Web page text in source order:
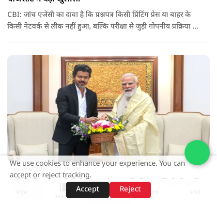
CBI: जांच एजेंसी का दावा है कि प्रश्नपत्र किसी प्रिंटिंग प्रेस या बाहर के
किसी नेटवर्क से लीक नहीं हुआ, बल्कि परीक्षा से जुड़ी गोपनीय प्रक्रिया में
पानी के लिए PM मोदी के दर पहुंचे थलपति विजय, चिट्ठी में रखीं
वेब स्टोरीज़
We use cookies to enhance your experience. You can
accept or reject tracking.
Accept
Reject